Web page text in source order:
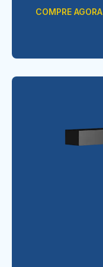
COMPRE AGORA